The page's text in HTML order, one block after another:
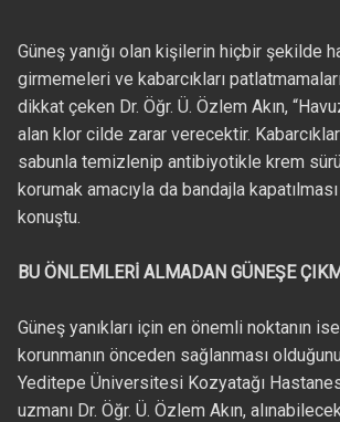
Güneş yanığı olan kişilerin hiçbir şekilde
girmemeleri ve kabarcıkları
dikkat çeken Dr. Öğr. Ü. Özlem Akın,
alan klor cilde zarar verecektir.
sabunla temizlenip antibiyotikle krem
korumak amacıyla da bandajla
konuştu.
BU ÖNLEMLERİ ALMADAN GÜNEŞE
Güneş yanıkları için en önemli noktanın
korunmanın önceden sağlanması
Yeditepe Üniversitesi Kozyatağı
uzmanı Dr. Öğr. Ü. Özlem Akın,